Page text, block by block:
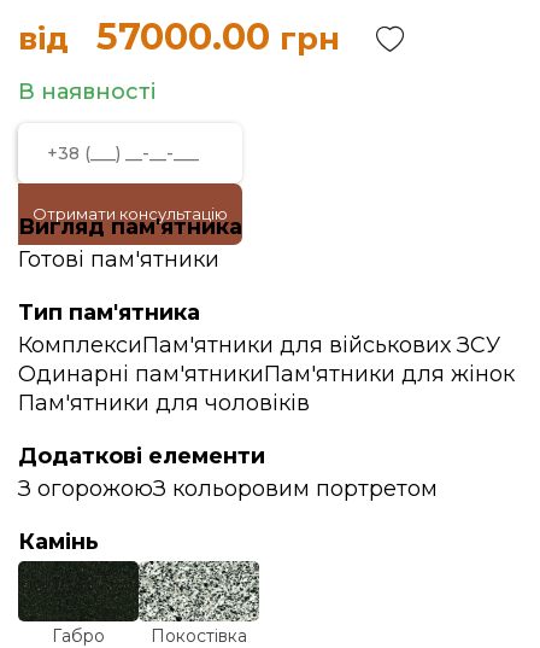
від 57000.00 грн
В наявності
Отримати консультацію
Вигляд пам'ятника
Готові пам'ятники
Тип пам'ятника
КомплексиПам'ятники для військових ЗСУ
Одинарні пам'ятникиПам'ятники для жінок
Пам'ятники для чоловіків
Додаткові елементи
З огорожоюЗ кольоровим портретом
Камінь
Габро Покостівка